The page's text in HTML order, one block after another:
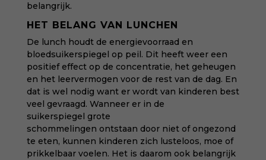
belangrijk.
HET BELANG VAN LUNCHEN
De lunch houdt de energievoorraad en
bloedsuikerspiegel op peil. Dit heeft weer een
positief effect op de concentratie, het geheugen
en het leervermogen voor de rest van de dag. En
dat is wel nodig want er wordt van kinderen best
veel gevraagd. Wanneer er in de
suikerspiegel grote
schommelingen ontstaan door niet of ongezond
te eten, kunnen kinderen zich lusteloos, moe of
prikkelbaar voelen. Het is daarom ook belangrijk